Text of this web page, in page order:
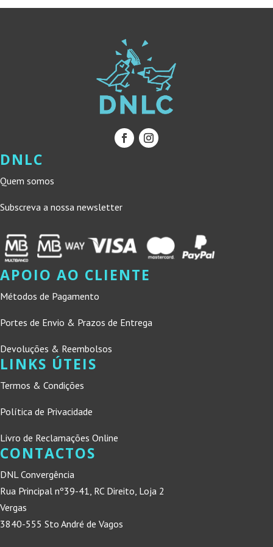
DNLC
Quem somos
Subscreva a nossa newsletter
APOIO AO CLIENTE
Métodos de Pagamento
Portes de Envio & Prazos de Entrega
Devoluções & Reembolsos
LINKS ÚTEIS
Termos & Condições
Política de Privacidade
Livro de Reclamações Online
CONTACTOS
DNL Convergência
Rua Principal nº39-41, RC Direito, Loja 2
Vergas
3840-555 Sto André de Vagos